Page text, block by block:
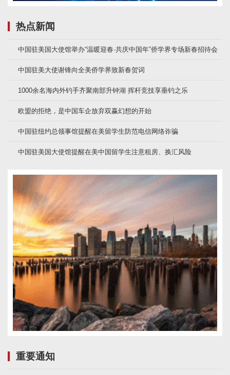
热点新闻
中国驻美国大使馆举办“温暖迎春·共庆中国年”侨学界专场新春招待会
中国驻美大使谢锋向全美侨学界致新春贺词
1000余名海内外钓手齐聚南部升钟湖 挥杆竞技享垂钓之乐
欧盟的拒绝，是中国车企放弃双赢幻想的开始
中国驻纽约总领事馆提醒在美留学生防范电信网络诈骗
中国驻美国大使馆提醒在美中国留学生注意租房、换汇风险
重要通知